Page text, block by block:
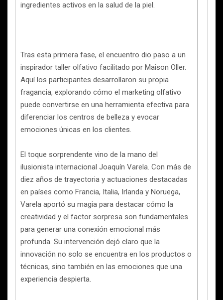
ingredientes activos en la salud de la piel.
Tras esta primera fase, el encuentro dio paso a un
inspirador taller olfativo facilitado por Maison Oller.
Aquí los participantes desarrollaron su propia
fragancia, explorando cómo el marketing olfativo
puede convertirse en una herramienta efectiva para
diferenciar los centros de belleza y evocar
emociones únicas en los clientes.
El toque sorprendente vino de la mano del
ilusionista internacional Joaquín Varela. Con más de
diez años de trayectoria y actuaciones destacadas
en países como Francia, Italia, Irlanda y Noruega,
Varela aportó su magia para destacar cómo la
creatividad y el factor sorpresa son fundamentales
para generar una conexión emocional más
profunda. Su intervención dejó claro que la
innovación no solo se encuentra en los productos o
técnicas, sino también en las emociones que una
experiencia despierta.